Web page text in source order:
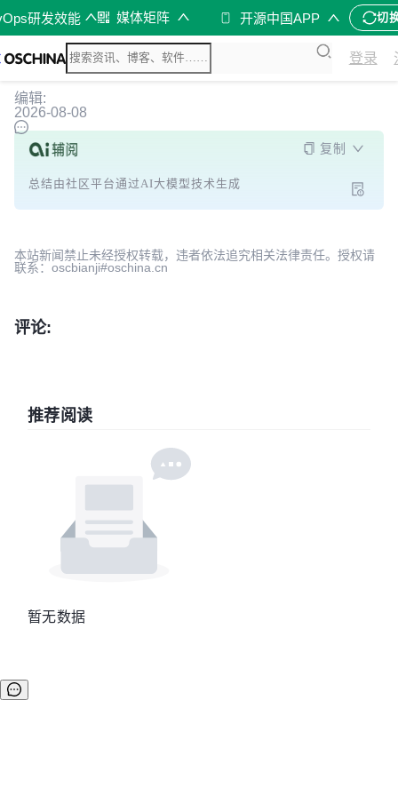
研发效能 媒体矩阵 开源中国APP 切
登录
编辑:
2026-08-08
复制
总结由社区平台通过AI大模型技术生成
本站新闻禁止未经授权转载，违者依法追究相关法律责任。授权请
联系：oscbianji#oschina.cn
评论:
推荐阅读
暂无数据